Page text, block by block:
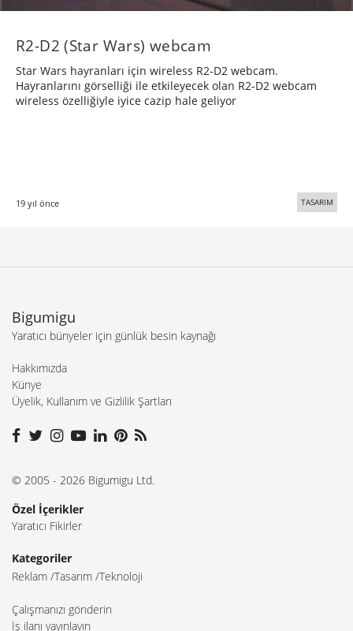
R2-D2 (Star Wars) webcam
Star Wars hayranları için wireless R2-D2 webcam.
Hayranlarını görselliği ile etkileyecek olan R2-D2 webcam
wireless özelliğiyle iyice cazip hale geliyor
19 yıl önce TASARIM
Bigumigu
Yaratıcı bünyeler için günlük besin kaynağı
Hakkımızda
Künye
Üyelik, Kullanım ve Gizlilik Şartları
© 2005 - 2026 Bigumigu Ltd.
Özel İçerikler
Yaratıcı Fikirler
Kategoriler
Reklam Tasarım Teknoloji
Çalışmanızı gönderin
İş ilanı yayınlayın